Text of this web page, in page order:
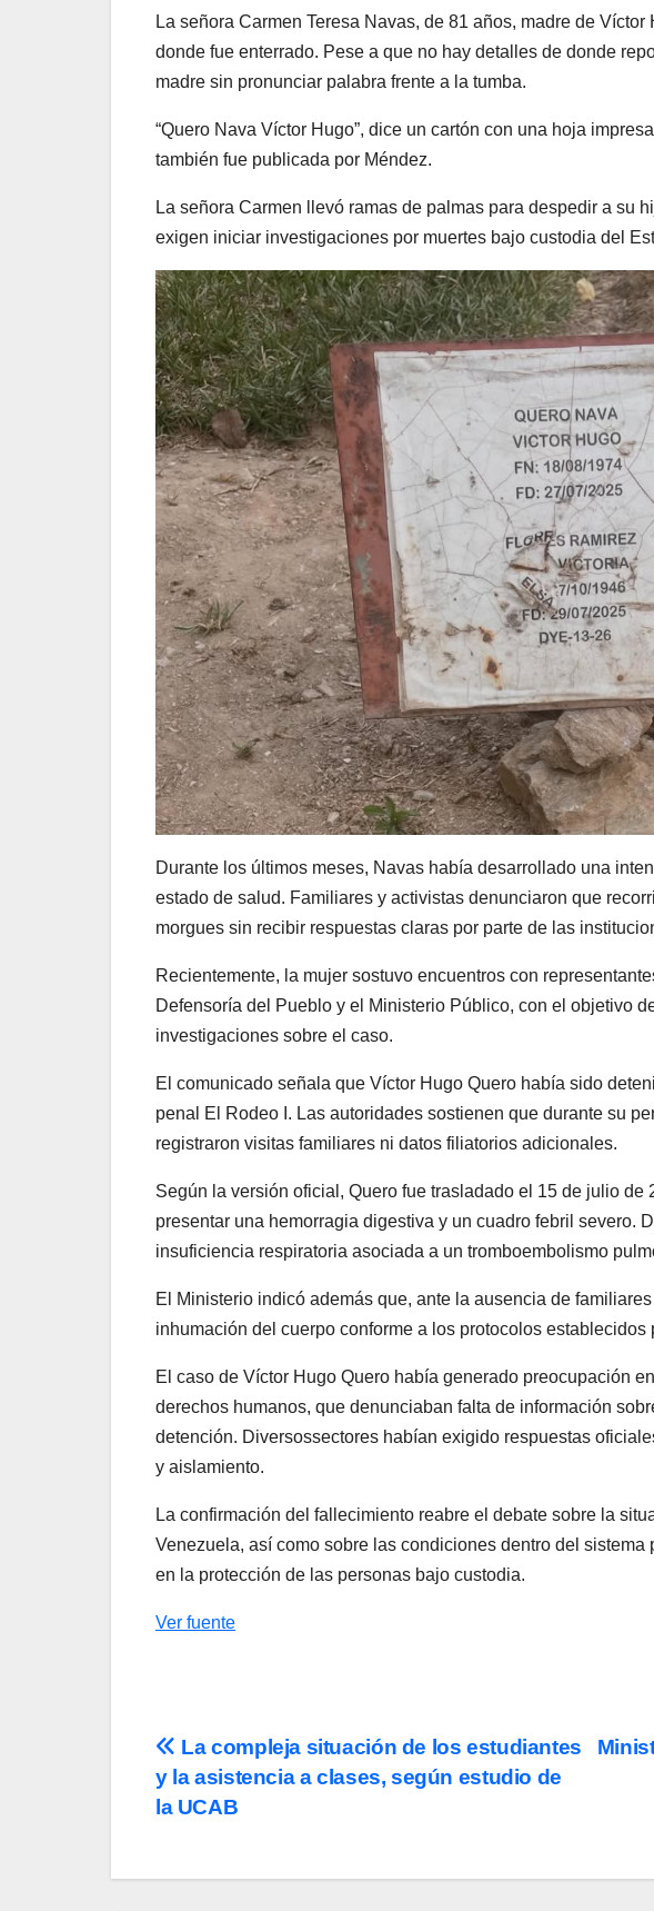
La señora Carmen Teresa Navas, de 81 años, madre de
donde fue enterrado. Pese a que no hay detalles de donde
madre sin pronunciar palabra frente a la tumba.
“Quero Nava Víctor Hugo”, dice un cartón con una hoja
también fue publicada por Méndez.
La señora Carmen llevó ramas de palmas para despedir a su
exigen iniciar investigaciones por muertes bajo custodia del
Durante los últimos meses, Navas había desarrollado una
estado de salud. Familiares y activistas denunciaron que
morgues sin recibir respuestas claras por parte de las
Recientemente, la mujer sostuvo encuentros con
Defensoría del Pueblo y el Ministerio Público, con el objetivo
investigaciones sobre el caso.
El comunicado señala que Víctor Hugo Quero había sido
penal El Rodeo I. Las autoridades sostienen que durante su
registraron visitas familiares ni datos filiatorios adicionales.
Según la versión oficial, Quero fue trasladado el 15 de julio
presentar una hemorragia digestiva y un cuadro febril severo.
insuficiencia respiratoria asociada a un tromboembolismo
El Ministerio indicó además que, ante la ausencia de
inhumación del cuerpo conforme a los protocolos establecidos
El caso de Víctor Hugo Quero había generado preocupación
derechos humanos, que denunciaban falta de información
detención. Diversossectores habían exigido respuestas
y aislamiento.
La confirmación del fallecimiento reabre el debate sobre la
Venezuela, así como sobre las condiciones dentro del
en la protección de las personas bajo custodia.
Ver fuente
Navegación
de
La compleja situación de los estudiantes
y la asistencia a clases, según estudio de
la UCAB